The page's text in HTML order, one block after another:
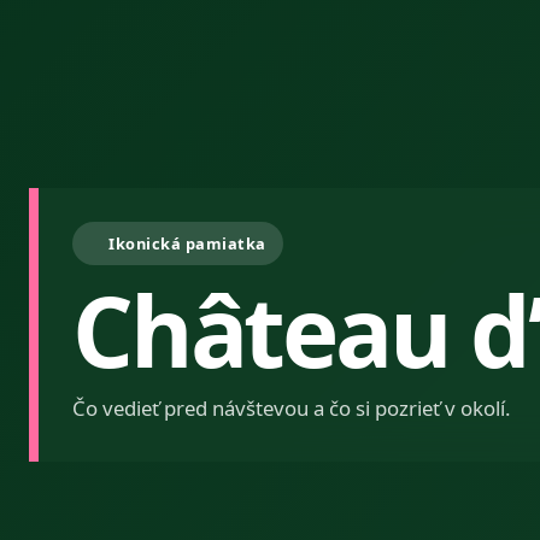
Ikonická pamiatka
Château
Čo vedieť pred návštevou a čo si pozrieť v okolí.